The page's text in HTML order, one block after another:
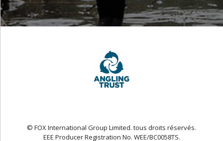
© FOX International Group Limited. tous droits réservés.
EEE Producer Registration No. WEE/BC0058TS.